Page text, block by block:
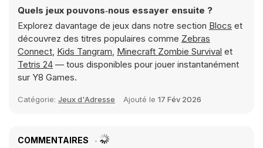
Quels jeux pouvons‑nous essayer ensuite ?
Explorez davantage de jeux dans notre section Blocs et
découvrez des titres populaires comme Zebras
Connect, Kids Tangram, Minecraft Zombie Survival et
Tetris 24 — tous disponibles pour jouer instantanément
sur Y8 Games.
Catégorie: Jeux d'Adresse Ajouté le 17 Fév 2026
COMMENTAIRES